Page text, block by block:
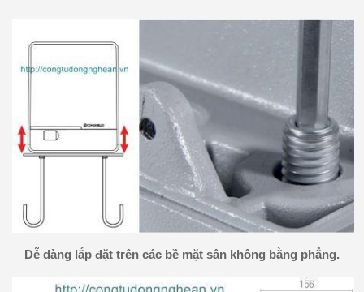
Dễ dàng lắp đặt trên các bề mặt sân không bằng phẳng.